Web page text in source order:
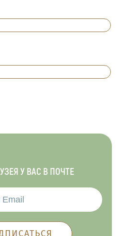
У ВАС В ПОЧТЕ